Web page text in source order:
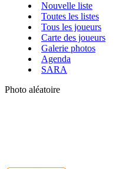
Nouvelle liste
Toutes les listes
Tous les joueurs
Carte des joueurs
Galerie photos
Agenda
SARA
Photo aléatoire